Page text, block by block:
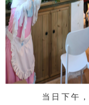
当日下午，